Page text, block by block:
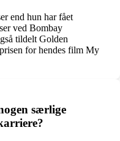
end hun har fået
ved Bombay
tildelt Golden
for hendes film My
særlige